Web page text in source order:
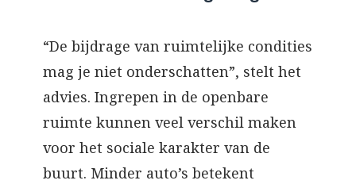
“De bijdrage van ruimtelijke condities
mag je niet onderschatten”, stelt het
advies. Ingrepen in de openbare
ruimte kunnen veel verschil maken
voor het sociale karakter van de
buurt. Minder auto’s betekent